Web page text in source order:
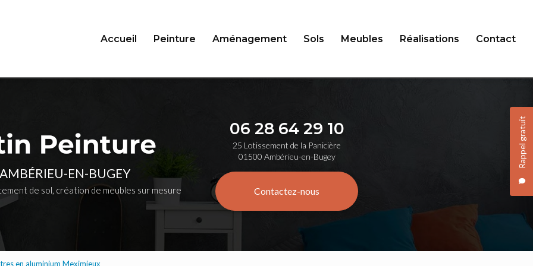
Rappel gratuit
Accueil Peinture Aménagement Sols Meubles Réalisations Contact
EN-BUGEY
de sol, création de meubles sur mesure
06 28 64 29 10
25 Lotissement de la Panicière
01500 Ambérieu-en-Bugey
Contactez-nous
en aluminium Meximieux